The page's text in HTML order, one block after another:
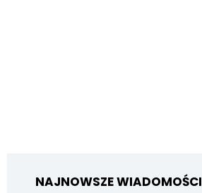
NAJNOWSZE WIADOMOŚCI